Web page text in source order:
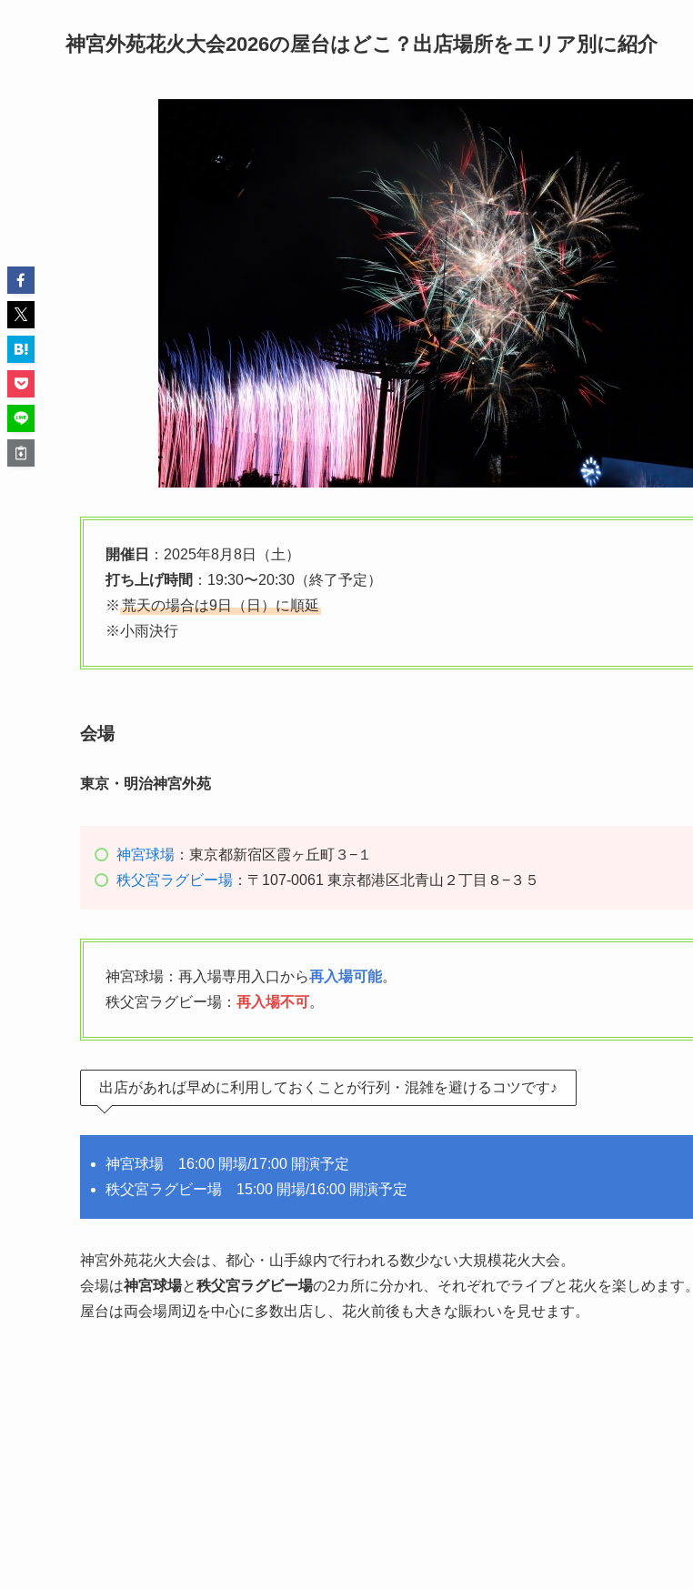
神宮外苑花火大会2026の屋台はどこ？出店場所をエリア別に紹介
開催日
：2025年8月8日（土）
打ち上げ時間 ：19:30〜20:30（終了予定）
※ 荒天の場合は9日（日）に順延
※小雨決行
会場
東京・明治神宮外苑
神宮球場 ：東京都新宿区霞ヶ丘町３−１
秩父宮ラグビー場 ：〒107-0061 東京都港区北青山２丁目８−３５
神宮球場：再入場専用入口から再入場可能。
秩父宮ラグビー場： 再入場不可。
出店があれば早めに利用しておくことが行列・混雑を避けるコツです♪
神宮球場 16:00 開場/17:00 開演予定
秩父宮ラグビー場 15:00 開場/16:00 開演予定
神宮外苑花火大会は、都心・山手線内で行われる数少ない大規模花火大会。
会場は神宮球場と秩父宮ラグビー場の2カ所に分かれ、それぞれでライブと花火を楽しめます。
屋台は両会場周辺を中心に多数出店し、花火前後も大きな賑わいを見せます。